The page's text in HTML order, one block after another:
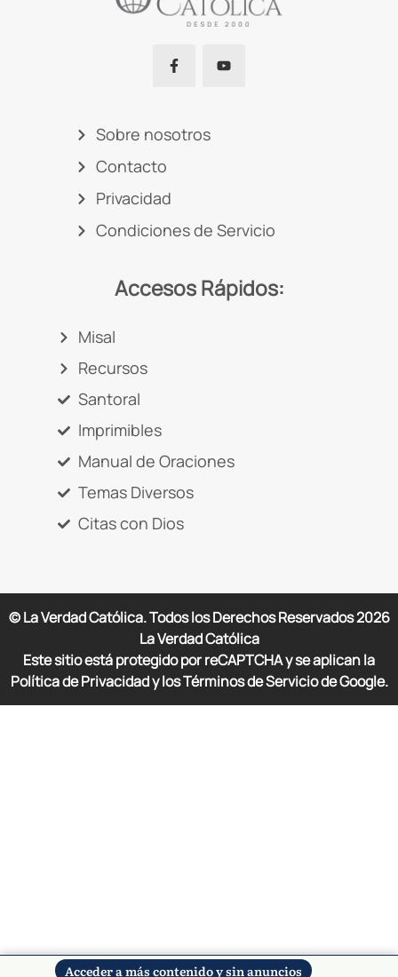
Sobre nosotros
Contacto
Privacidad
Condiciones de Servicio
Accesos Rápidos:
Misal
Recursos
Santoral
Imprimibles
Manual de Oraciones
Temas Diversos
Citas con Dios
© La Verdad Católica. Todos los Derechos Reservados2026
La Verdad Católica
Este sitio está protegido por reCAPTCHA y se aplican la
Política de Privacidad y los Términos de Servicio de Google.
Acceder a más contenido y sin anuncios